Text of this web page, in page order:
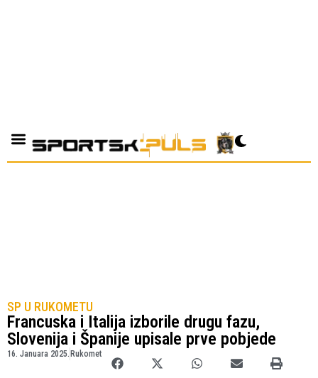
SP U RUKOMETU
Francuska i Italija izborile drugu fazu,
Slovenija i Španije upisale prve pobjede
16. Januara 2025. Rukomet